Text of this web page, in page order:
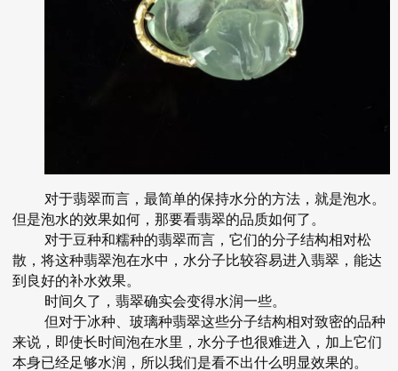
对于翡翠而言，最简单的保持水分的方法，就是泡水。
但是泡水的效果如何，那要看翡翠的品质如何了。
对于豆种和糯种的翡翠而言，它们的分子结构相对松
散，将这种翡翠泡在水中，水分子比较容易进入翡翠，能达
到良好的补水效果。
时间久了，翡翠确实会变得水润一些。
但对于冰种、玻璃种翡翠这些分子结构相对致密的品种
来说，即使长时间泡在水里，水分子也很难进入，加上它们
本身已经足够水润，所以我们是看不出什么明显效果的。